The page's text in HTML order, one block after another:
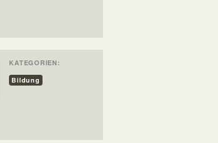
KATEGORIEN:
Bildung